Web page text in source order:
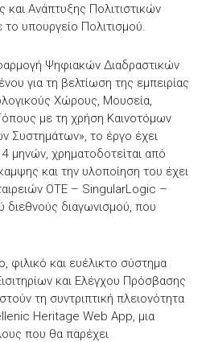
και Ανάπτυξης Πολιτιστικών
υπουργείο Πολιτισμού.
Ψηφιακών Διαδραστικών
για τη βελτίωση της εμπειρίας
Χώρους, Μουσεία,
με τη χρήση Καινοτόμων
Συστημάτων», το έργο έχει
μηνών, χρηματοδοτείται από
και την υλοποίηση του έχει
ΟΤΕ – SingularLogic –
διεθνούς διαγωνισμού, που
φιλικό και ευέλικτο σύστημα
και Ελέγχου Πρόσβασης
τη συντριπτική πλειονότητα
Heritage Web App, μια
που θα παρέχει